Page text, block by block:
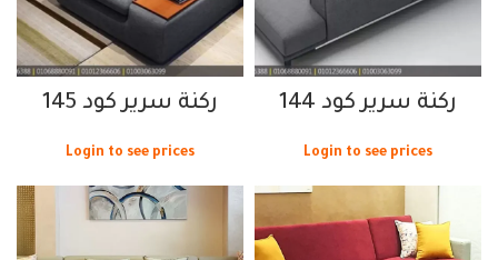
ركنة سرير كود 144
Login to see prices
ركنة سرير كود 145
Login to see prices